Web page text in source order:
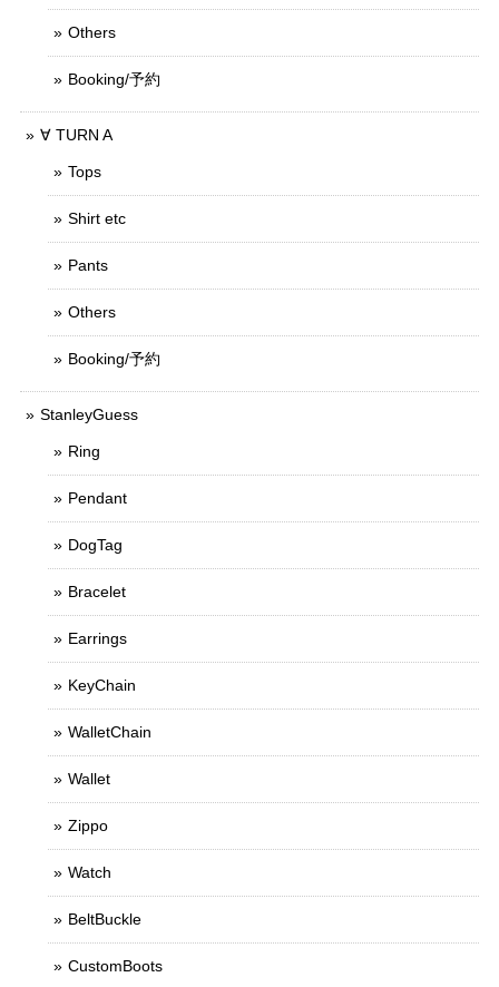
Others
Booking/予約
∀ TURN A
Tops
Shirt etc
Pants
Others
Booking/予約
StanleyGuess
Ring
Pendant
DogTag
Bracelet
Earrings
KeyChain
WalletChain
Wallet
Zippo
Watch
BeltBuckle
CustomBoots